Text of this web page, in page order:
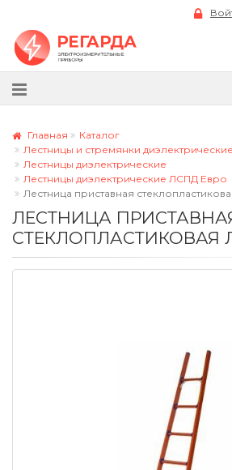
Главная
Каталог
Лестницы и стремянки диэлектрические
Лестницы диэлектрические
Лестницы диэлектрические ЛСПД Евро
Лестница приставная
ЛЕСТНИЦА
СТЕКЛОПЛАСТИКОВАЯ